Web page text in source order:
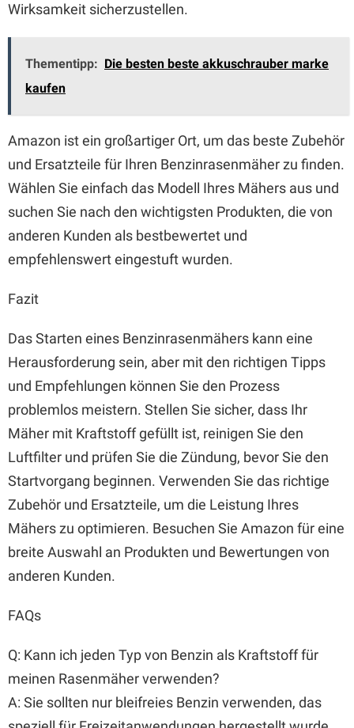
Wirksamkeit sicherzustellen.
Thementipp: Die besten beste akkuschrauber marke
kaufen
Amazon ist ein großartiger Ort, um das beste Zubehör
und Ersatzteile für Ihren Benzinrasenmäher zu finden.
Wählen Sie einfach das Modell Ihres Mähers aus und
suchen Sie nach den wichtigsten Produkten, die von
anderen Kunden als bestbewertet und
empfehlenswert eingestuft wurden.
Fazit
Das Starten eines Benzinrasenmähers kann eine
Herausforderung sein, aber mit den richtigen Tipps
und Empfehlungen können Sie den Prozess
problemlos meistern. Stellen Sie sicher, dass Ihr
Mäher mit Kraftstoff gefüllt ist, reinigen Sie den
Luftfilter und prüfen Sie die Zündung, bevor Sie den
Startvorgang beginnen. Verwenden Sie das richtige
Zubehör und Ersatzteile, um die Leistung Ihres
Mähers zu optimieren. Besuchen Sie Amazon für eine
breite Auswahl an Produkten und Bewertungen von
anderen Kunden.
FAQs
Q: Kann ich jeden Typ von Benzin als Kraftstoff für
meinen Rasenmäher verwenden?
A: Sie sollten nur bleifreies Benzin verwenden, das